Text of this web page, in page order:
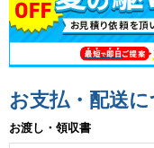
お支払・配送
お渡し・領収書